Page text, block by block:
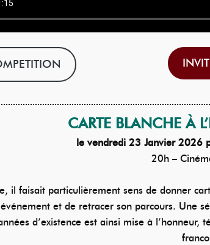
CARTE BLANCHE À
le vendredi 23 Janvier 2026
20h –
il faisait particulièrement sens de donner
et de retracer son parcours. Une
d’existence est ainsi mise à